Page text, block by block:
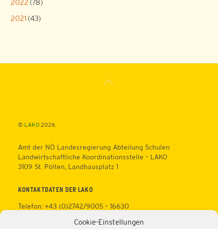
Cookie-Einstellungen
2022 (78)
2021 (43)
Back
© LAKO2026
Amt der NÖ Landesregierung Abteilung Schulen
Landwirtschaftliche Koordinationsstelle – LAKO
3109 St. Pölten, Landhausplatz 1
KONTAKTDATEN DER LAKO
Telefon: +43 (0)2742/9005 – 16630
https://lako.at